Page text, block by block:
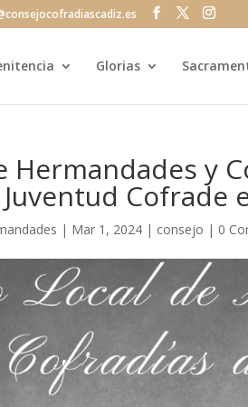
Glorias
Hermandades y
Cofrade
| Mar 1, 2024 | consejo | 0